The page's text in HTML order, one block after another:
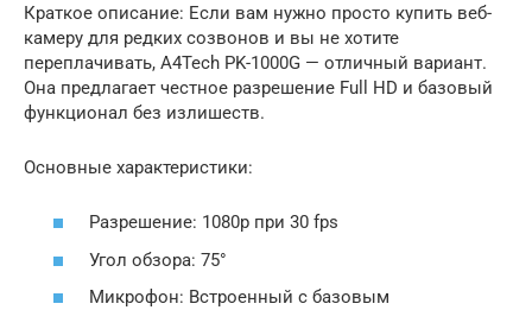
Краткое описание: Если вам нужно просто купить веб-
камеру для редких созвонов и вы не хотите
переплачивать, A4Tech PK-1000G — отличный вариант.
Она предлагает честное разрешение Full HD и базовый
функционал без излишеств.
Основные характеристики:
Разрешение: 1080p при 30 fps
Угол обзора: 75°
Микрофон: Встроенный с базовым